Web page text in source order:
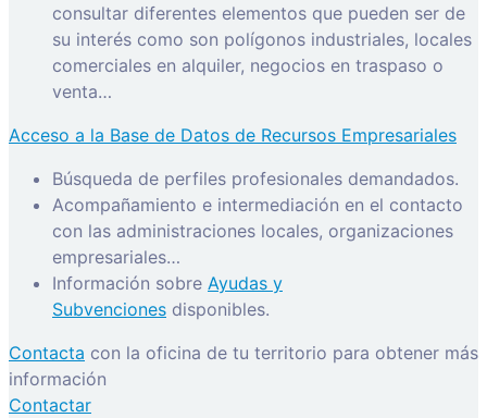
consultar diferentes elementos que pueden ser de
su interés como son polígonos industriales, locales
comerciales en alquiler, negocios en traspaso o
venta…
Acceso a la Base de Datos de Recursos Empresariales
Búsqueda de perfiles profesionales demandados.
Acompañamiento e intermediación en el contacto
con las administraciones locales, organizaciones
empresariales…
Información sobre Ayudas y
Subvenciones disponibles.
Contacta con la oficina de tu territorio para obtener más
información
Contactar